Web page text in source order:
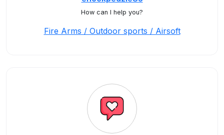
How can I help you?
Fire Arms / Outdoor sports / Airsoft